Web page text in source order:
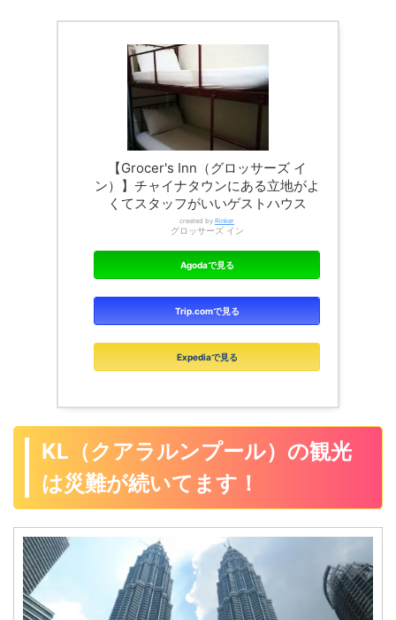
【Grocer's Inn（グロッサーズ イ
ン）】チャイナタウンにある立地がよ
くてスタッフがいいゲストハウス
created by Rinker
グロッサーズ イン
Agodaで見る
Trip.comで見る
Expediaで見る
KL（クアラルンプール）の観光
は災難が続いてます！